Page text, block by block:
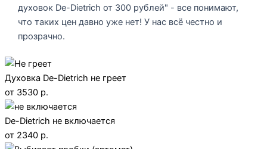
духовок De-Dietrich от 300 рублей" - все понимают,
что таких цен давно уже нет! У нас всё честно и
прозрачно.
Духовка De-Dietrich не греет
от 3530 р.
De-Dietrich не включается
от 2340 р.